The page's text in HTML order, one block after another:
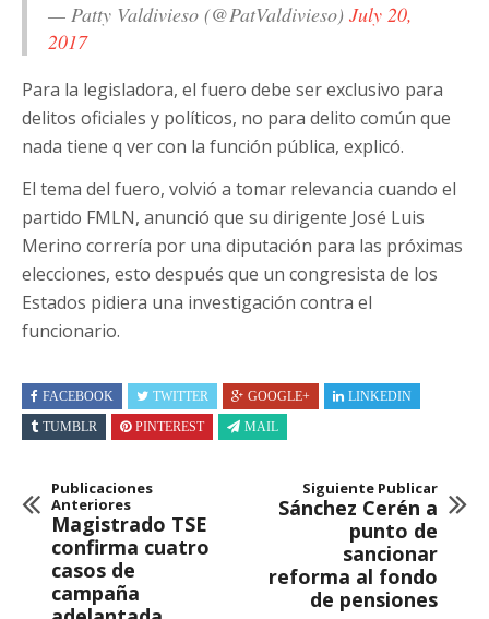
— Patty Valdivieso (@PatValdivieso) July 20,
2017
Para la legisladora, el fuero debe ser exclusivo para
delitos oficiales y políticos, no para delito común que
nada tiene q ver con la función pública, explicó.
El tema del fuero, volvió a tomar relevancia cuando el
partido FMLN, anunció que su dirigente José Luis
Merino correría por una diputación para las próximas
elecciones, esto después que un congresista de los
Estados pidiera una investigación contra el
funcionario.
FACEBOOK TWITTER GOOGLE+
LINKEDIN
TUMBLR
PINTEREST MAIL
Publicaciones
Anteriores
Magistrado TSE
confirma cuatro
casos de
campaña
Siguiente Publicar
Sánchez Cerén a
punto de
sancionar
reforma al fondo
de pensiones